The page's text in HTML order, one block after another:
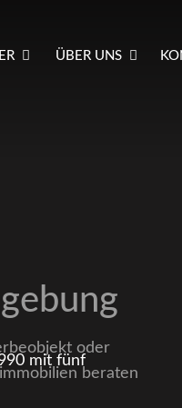
ÜBER UNS
oder
beraten
mit fünf